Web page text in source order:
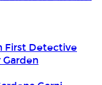
First Detective
Garden